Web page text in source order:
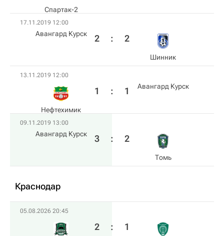
Спартак-2
17.11.2019 12:00
Авангард Курск 2 : 2
Шинник
13.11.2019 12:00
Нефтехимик
1 : 1 Авангард Курск
09.11.2019 13:00
Авангард Курск 3 : 2
Томь
Краснодар
05.08.2026 20:45
2 : 1